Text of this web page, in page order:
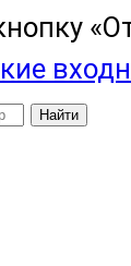
Найти